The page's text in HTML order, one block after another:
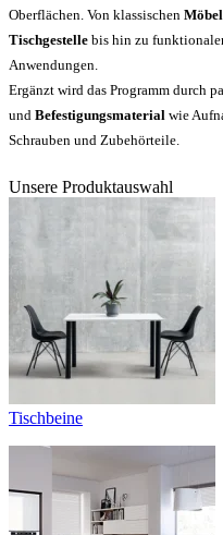
Oberflächen. Von klassischen
Tischgestelle bis hin zu
Anwendungen.
Ergänzt wird das Programm durch
und Befestigungsmaterial wie
Schrauben und Zubehörteile.
Unsere Produktauswahl
Tischbeine